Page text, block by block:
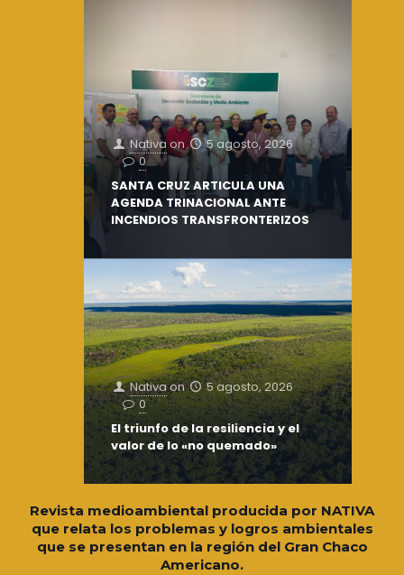
Nativaon
5 agosto, 2026
0
SANTA CRUZ ARTICULA UNA
AGENDA TRINACIONAL ANTE
INCENDIOS TRANSFRONTERIZOS
Nativaon
5 agosto, 2026
0
El triunfo de la resiliencia y el
valor de lo «no quemado»
Revista medioambiental producida por NATIVA
que relata los problemas y logros ambientales
que se presentan en la región del Gran Chaco
Americano.